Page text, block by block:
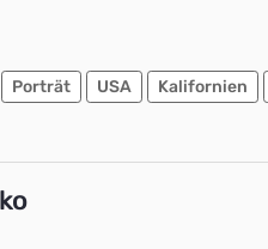
Porträt USA Kalifornien